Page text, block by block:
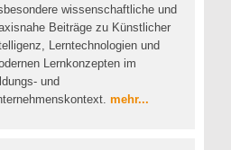
wissenschaftliche und
Beiträge zu Künstlicher
Lerntechnologien und
Lernkonzepten im
und
mehr...